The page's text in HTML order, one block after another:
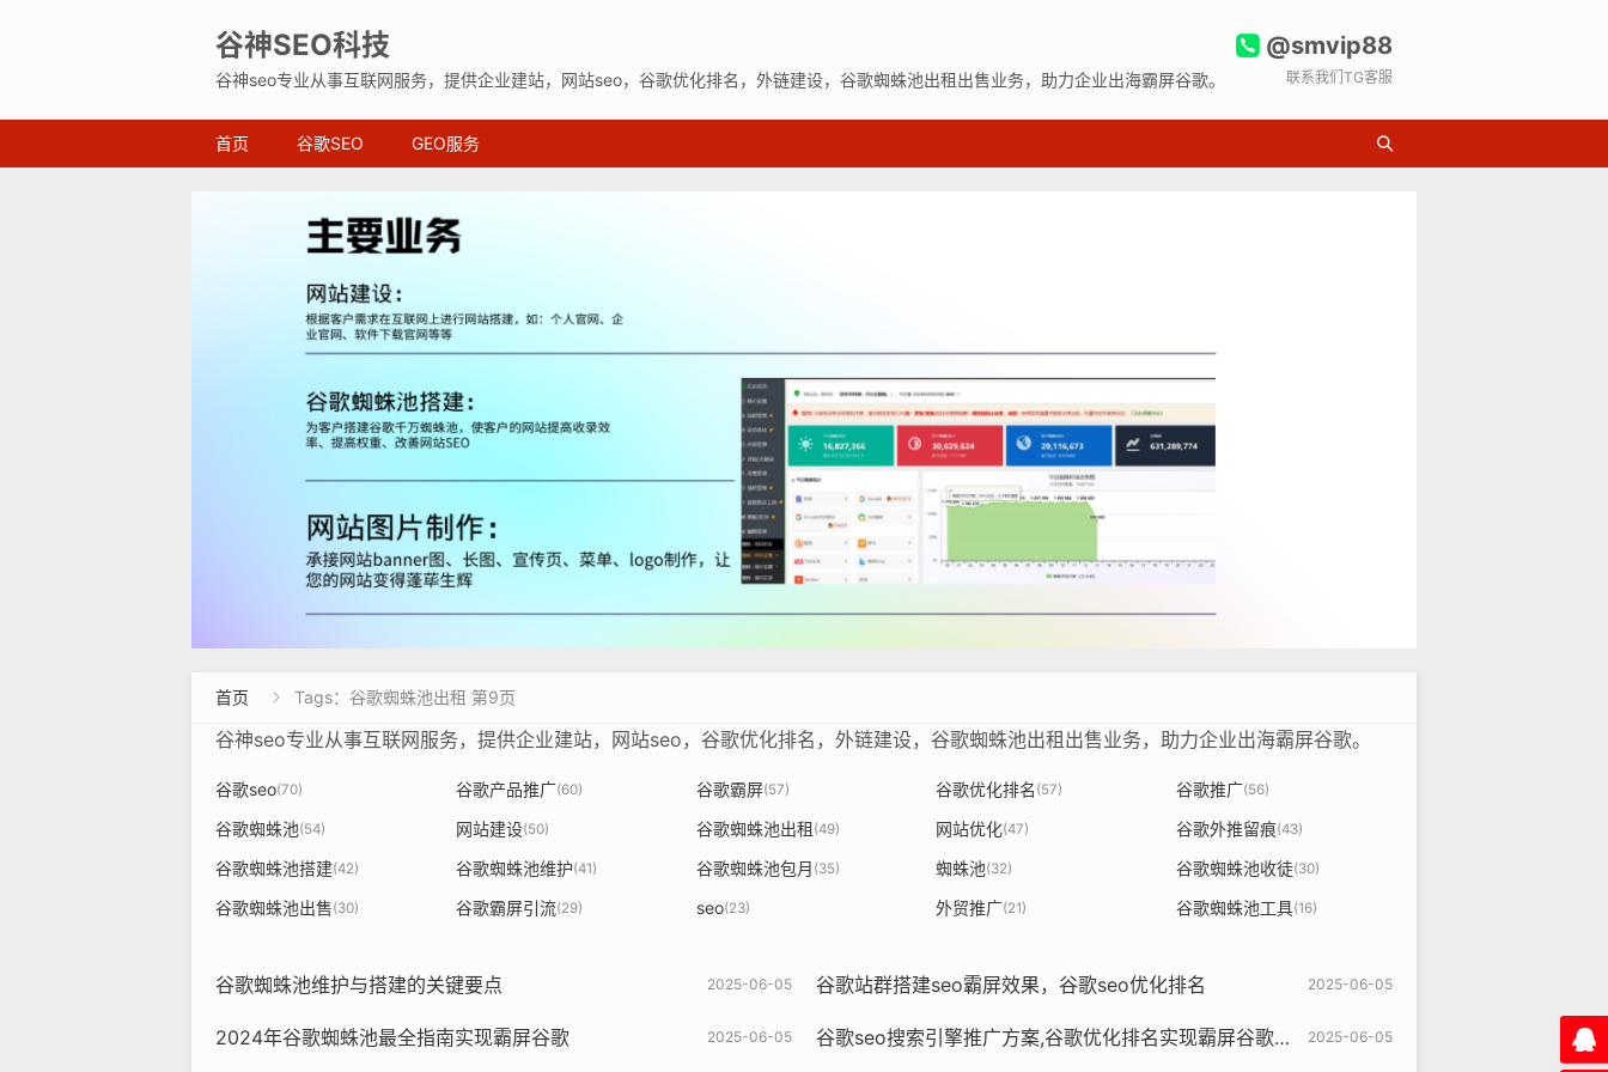
谷神SEO科技
谷神seo专业从事互联网服务，提供企业建站，网站seo，谷歌优化排名，外链建设，谷歌蜘蛛池出租出售业务，助力企业出海霸屏谷歌。
@smvip88
联系我们TG客服
首页 谷歌SEO GEO服务
首页  Tags：谷歌蜘蛛池出租 第9页
谷神seo专业从事互联网服务，提供企业建站，网站seo，谷歌优化排名，外链建设，谷歌蜘蛛池出租出售业务，助力企业出海霸屏谷歌。
谷歌seo(70) 谷歌产品推广(60) 谷歌霸屏(57) 谷歌优化排名 (57) 谷歌推广(56)
谷歌蜘蛛池(54) 网站建设(50) 谷歌蜘蛛池出租(49) 网站优化(47) 谷歌外推留痕(43)
谷歌蜘蛛池搭建(42) 谷歌蜘蛛池维护(41) 谷歌蜘蛛池包月 (35) 蜘蛛池(32) 谷歌蜘蛛池收徒(30)
谷歌蜘蛛池出售(30) 谷歌霸屏引流(29) seo(23) 外贸推广(21) 谷歌蜘蛛池工具(16)
2025-06-05
谷歌蜘蛛池维护与搭建的关键要点 2025-06-05
谷歌站群搭建seo霸屏效果，谷歌seo优化排名
2025-06-05
2024年谷歌蜘蛛池最全指南实现霸屏谷歌 2025-06-05
谷歌seo搜索引擎推广方案,谷歌优化排名实现霸屏谷歌首页，谷歌外推留痕蜘蛛池